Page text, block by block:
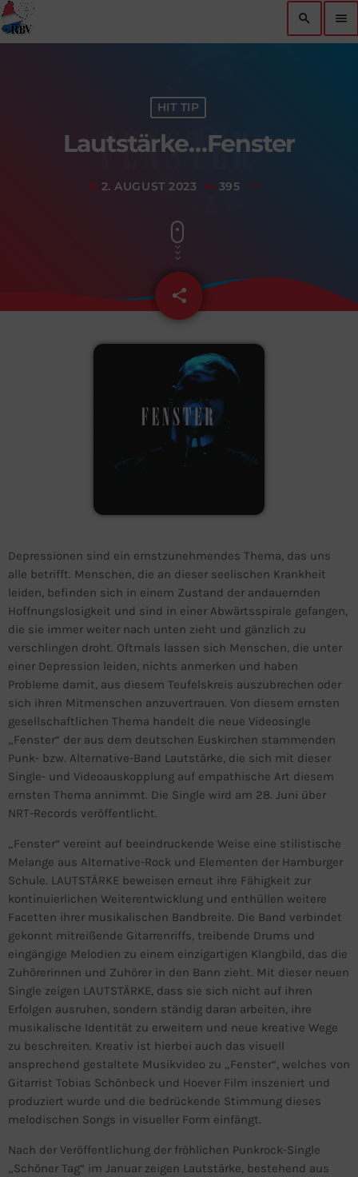
search menu
HIT TIP
Lautstärke…Fenster
today 2. AUGUST 2023 395
share
email
Depressionen sind ein ernstzunehmendes Thema, das uns
alle betrifft. Menschen, die an dieser seelischen Krankheit
leiden, befinden sich in einem Zustand der andauernden
Hoffnungslosigkeit und sind in einer Abwärtsspirale gefangen,
die sie immer weiter nach unten zieht und gänzlich zu
verschlingen droht. Oftmals lassen sich Menschen, die unter
einer Depression leiden, nichts anmerken und haben
Probleme damit, aus diesem Teufelskreis auszubrechen oder
sich ihren Mitmenschen anzuvertrauen. Von diesem ernsten
gesellschaftlichen Thema handelt die neue Videosingle
„Fenster“ der aus dem deutschen Euskirchen stammenden
Punk- bzw. Alternative-Band Lautstärke, die sich mit dieser
Single- und Videoauskopplung auf empathische Art diesem
ernsten Thema annimmt. Die Single wird am 28. Juni über
NRT-Records veröffentlicht.
„Fenster“ vereint auf beeindruckende Weise eine stilistische
Melange aus Alternative-Rock und Elementen der Hamburger
Schule. LAUTSTÄRKE beweisen erneut ihre Fähigkeit zur
kontinuierlichen Weiterentwicklung und enthüllen weitere
Facetten ihrer musikalischen Bandbreite. Die Band verbindet
gekonnt mitreißende Gitarrenriffs, treibende Drums und
eingängige Melodien zu einem einzigartigen Klangbild, das die
Zuhörerinnen und Zuhörer in den Bann zieht. Mit dieser neuen
Single zeigen LAUTSTÄRKE, dass sie sich nicht auf ihren
Erfolgen ausruhen, sondern ständig daran arbeiten, ihre
musikalische Identität zu erweitern und neue kreative Wege
zu beschreiten. Kreativ ist hierbei auch das visuell
ansprechend gestaltete Musikvideo zu „Fenster“, welches von
Gitarrist Tobias Schönbeck und Hoever Film inszeniert und
produziert wurde und die bedrückende Stimmung dieses
melodischen Songs in visueller Form einfängt.
Nach der Veröffentlichung der fröhlichen Punkrock-Single
„Schöner Tag“ im Januar zeigen Lautstärke, bestehend aus